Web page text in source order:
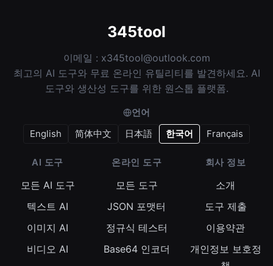
345tool
이메일 : x345tool@outlook.com
최고의 AI 도구와 무료 온라인 유틸리티를 발견하세요. AI
도구와 생산성 도구를 위한 원스톱 플랫폼.
언어
English
简体中文 日本語 한국어 Français
AI 도구
모든 AI 도구
텍스트 AI
이미지 AI
비디오 AI
온라인 도구
모든 도구
JSON 포맷터
정규식 테스터
Base64 인코더
회사 정보
소개
도구 제출
이용약관
개인정보 보호정